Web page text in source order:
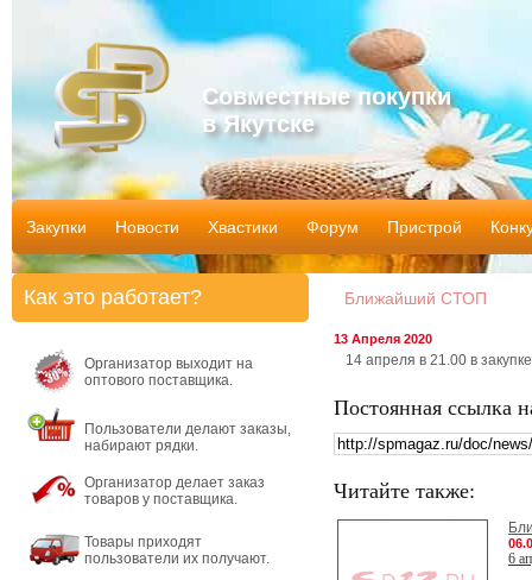
Совместные покупки
в Якутске
Закупки Новости Хвастики Форум Пристрой
Ближайший СТОП
13 Апреля 2020
14 апреля в 21.00 в
Постоянная ссылка
Читайте также:
6
Как это работает?
Организатор выходит на
оптового поставщика.
Пользователи делают заказы,
набирают рядки.
Организатор делает заказ
товаров у поставщика.
Товары приходят
пользователи их получают.